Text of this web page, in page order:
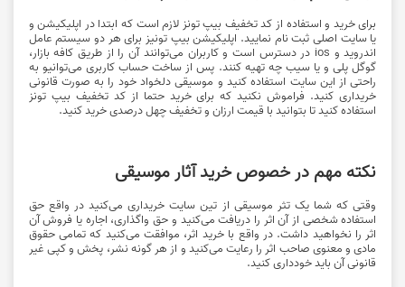
برای خرید و استفاده از کد تخفیف بیپ تونز لازم است که ابتدا در اپلیکیشن و
یا سایت اصلی ثبت نام نمایید. اپلیکیشن بیپ تونیز برای هر دو سیستم عامل
اندروید و ios در دسترس است و کاربران می‌توانند آن را از طریق کافه بازار،
گوگل پلی و یا سیب چه تهیه کنند. پس از ساخت حساب کاربری می‌توانیو به
راحتی از این سایت استفاده کنید و موسیقی دلخواد خود را به صورت قانونی
خریداری کنید. فراموش نکنید که برای خرید حتما از کد تخفیف بیپ تونز
استفاده کنید تا بتوانید با قیمت ارزان و تخفیف چهل درصدی خرید کنید.
نکته مهم در خصوص خرید آثار موسیقی
وقتی که شما یک تثر موسیقی از تین سایت خریداری می‌کنید در واقع حق
استفاده شخصی از آن اثر را دریافت می‌کنید و حق واگذاری، اجاره یا فروش آن
اثر را نخواهید داشت. در واقع با خرید اثر، موافقت می‌کنید که تمامی حقوق
مادی و معنوی صاحب اثر را رعایت می‌کنید و از هر گونه نشر، پخش و کپی غیر
قانونی آن باید خودداری کنید.